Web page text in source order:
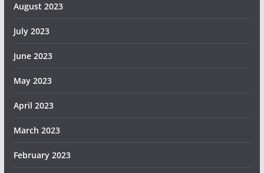
August 2023
July 2023
June 2023
May 2023
April 2023
March 2023
February 2023